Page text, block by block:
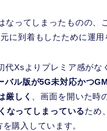
なってしまったものの、
に到着もしたために運用
Xsよりプレミア感がな
バル版が5G未対応かつ
厳しく 、画面を開いた時
なってしまっているため
購入しています。